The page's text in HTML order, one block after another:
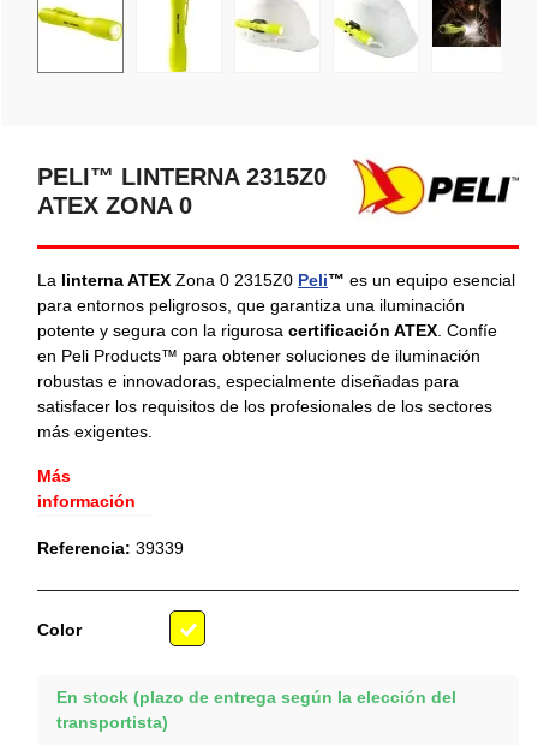
PELI™ LINTERNA 2315Z0
ATEX ZONA 0
La linterna ATEX Zona 0 2315Z0 Peli™ es un equipo esencial
para entornos peligrosos, que garantiza una iluminación
potente y segura con la rigurosa certificación ATEX . Confíe
en Peli Products™ para obtener soluciones de iluminación
robustas e innovadoras, especialmente diseñadas para
satisfacer los requisitos de los profesionales de los sectores
más exigentes.
Más
información
Referencia: 39339
Color
En stock (plazo de entrega según la elección del
transportista)